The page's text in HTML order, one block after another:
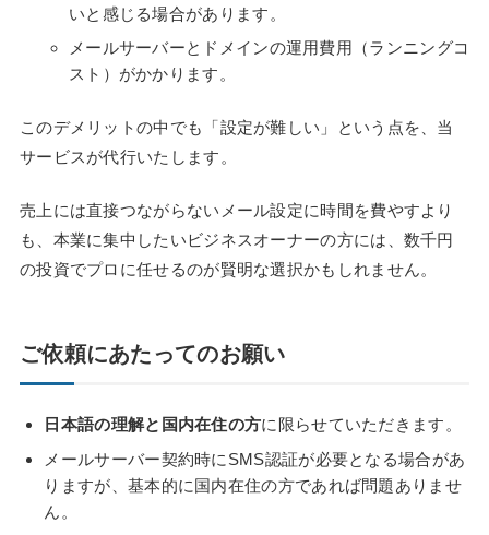
いと感じる場合があります。
メールサーバーとドメインの運用費用（ランニングコ
スト）がかかります。
このデメリットの中でも「設定が難しい」という点を、当
サービスが代行いたします。
売上には直接つながらないメール設定に時間を費やすより
も、本業に集中したいビジネスオーナーの方には、数千円
の投資でプロに任せるのが賢明な選択かもしれません。
ご依頼にあたってのお願い
日本語の理解と国内在住の方に限らせていただきます。
メールサーバー契約時にSMS認証が必要となる場合があ
りますが、基本的に国内在住の方であれば問題ありませ
ん。